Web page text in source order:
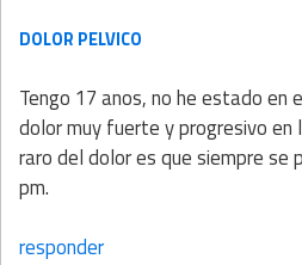
DOLOR PELVICO
Tengo 17 anos, no he estado en
dolor muy fuerte y progresivo en
raro del dolor es que siempre se
pm.
responder